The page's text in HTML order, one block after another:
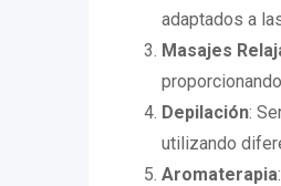
adaptados a
Masajes
Depilación:
utilizando
Aromaterapia